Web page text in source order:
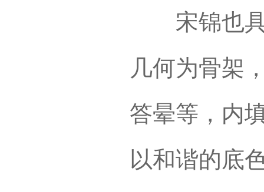
宋锦也具
几何为骨架
答晕等，内
以和谐的底